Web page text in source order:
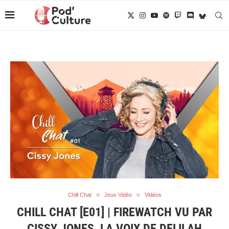
Chill Chat Jeux Vidéo Vidéos
CHILL CHAT [E01] | FIREWATCH VU PAR